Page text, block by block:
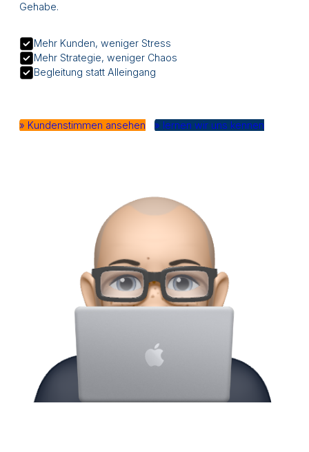
Gehabe.
Mehr Kunden, weniger Stress
Mehr Strategie, weniger Chaos
Begleitung statt Alleingang
» Kundenstimmen ansehen » lernen wir uns kennen